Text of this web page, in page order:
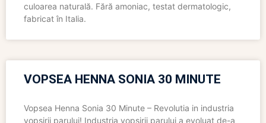
culoarea naturală. Fără amoniac, testat dermatologic,
fabricat în Italia.
VOPSEA HENNA SONIA 30 MINUTE
Vopsea Henna Sonia 30 Minute – Revolutia in industria
vopsirii parului! Industria vopsirii parului a evoluat de-a